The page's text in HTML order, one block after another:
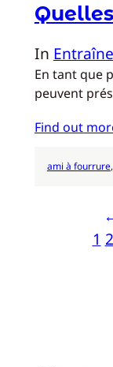
In
En tant que
peuvent
Find out
ami à fourrure,
1 2